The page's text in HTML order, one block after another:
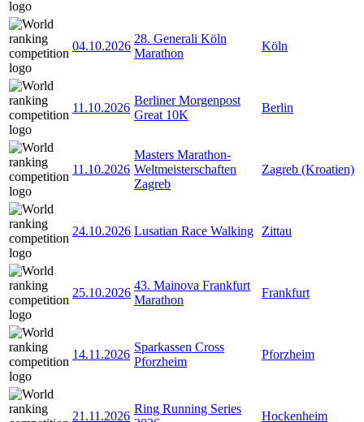
04.10.2026
28. Generali Köln
Marathon
Köln
11.10.2026
Berliner Morgenpost
Great 10K
Berlin
11.10.2026
Masters Marathon-
Weltmeisterschaften
Zagreb
Zagreb (Kroatien)
24.10.2026 Lusatian Race Walking Zittau
25.10.2026
43. Mainova Frankfurt
Marathon
Frankfurt
14.11.2026
Sparkassen Cross
Pforzheim
Pforzheim
21.11.2026
Ring Running Series
Hockenheim